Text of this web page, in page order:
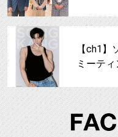
【ch1
ミーテ